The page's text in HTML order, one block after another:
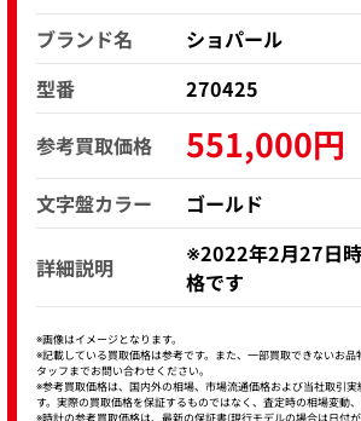
ブランド名
ショパール
型番
270425
参考買取価格
551,000円
文字盤カラー ゴールド
詳細説明
※2022年2月27日
格です
※画像はイメージとなります。
※記載している買取価格は参考です。また、一部買取できないお
タッフまでお問い合わせください。
※参考買取価格は、国内外の相場、市場流通価格および当社取引
す。実際の買取価格を保証するものではなく、査定時の相場変動
※時計の参考買取価格は、最新の保証書(現行モデルの場合は日付